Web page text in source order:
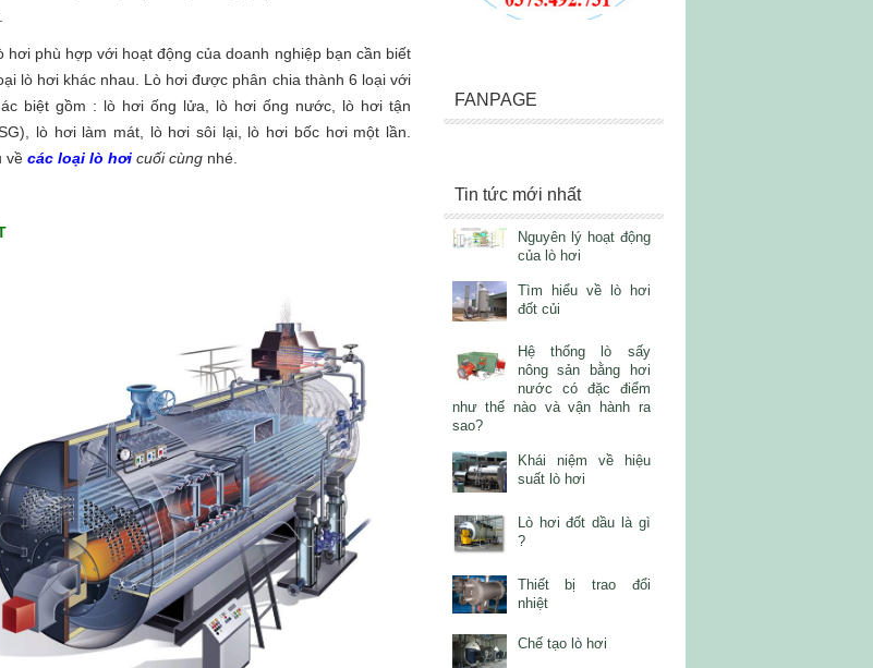
phù hợp với hoạt động của doanh nghiệp bạn cần biết
lò hơi khác nhau. Lò hơi được phân chia thành 6 loại với
biệt gồm : lò hơi ống lửa, lò hơi ống nước, lò hơi tận
lò hơi làm mát, lò hơi sôi lại, lò hơi bốc hơi một lần.
vềcác loại lò hơicuối cùng nhé.
FANPAGE
Tin tức mới nhất
Nguyên lý hoạt động
của lò hơi
Tìm hiểu về lò hơi
đốt củi
Hệ thống lò sấy
nông sản bằng hơi
nước có đặc điểm
như thế nào và vận hành ra
sao?
Khái niệm về hiệu
suất lò hơi
Lò hơi đốt dầu là gì
?
Thiết bị trao đổi
nhiệt
Chế tạo lò hơi